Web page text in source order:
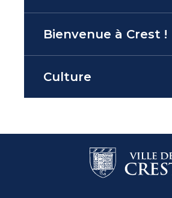
Bienvenue à Crest !
Culture